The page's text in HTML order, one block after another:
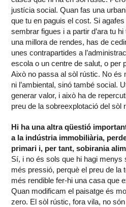
justícia social. Quan fas una
que tu en paguis el cost. Si
sembrar figues i a partir d’ara tu
una millora de rendes, has de
unes contrapartides a
escola o un centre de salut, o per
Això no passa al sòl rústic. No és
ni l’ambiental, sinó també social.
generar valor, i això ha de
preu de la sobreexplotació del sòl
Hi ha una altra qüestió
a la indústria immobiliària,
primari i, per tant, sobirania
Sí, i no és sols que hi hagi menys
més pressió, perquè el preu de la
més rendible fer-hi una casa que
Quan modificam el paisatge és
zero. El sòl rústic, fora vila, no